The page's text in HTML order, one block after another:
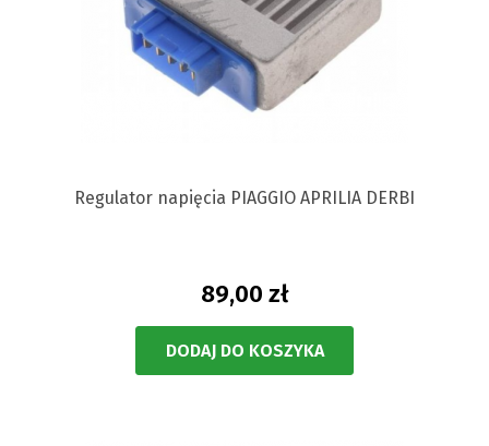
Regulator napięcia PIAGGIO APRILIA DERBI
89,00 zł
DODAJ DO KOSZYKA